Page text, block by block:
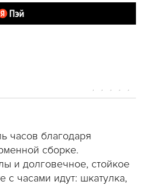
часов благодаря
сборке.
и долговечное, стойкое
с часами идут: шкатулка,